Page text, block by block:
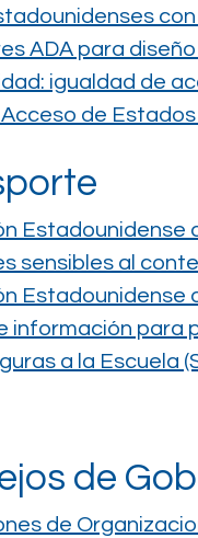
ADA para
igualdad de
de
Estadounidense
sensibles al
Estadounidense
información para
a la Escuela
de
de